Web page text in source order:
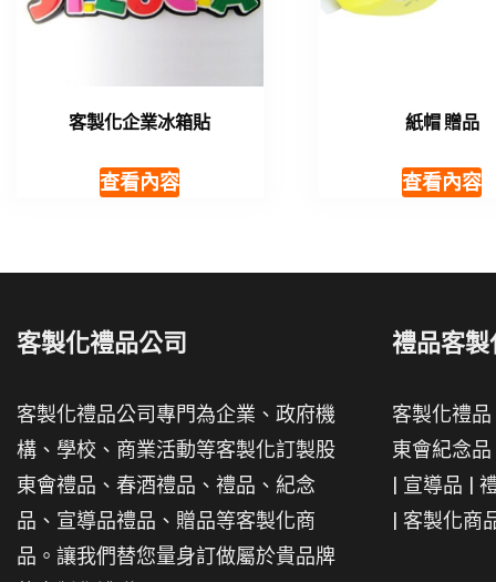
客製化企業冰箱貼
查看內容
紙帽 贈品
查看內容
客製化禮品公司
客製化禮品公司專門為企業、政府機
構、學校、商業活動等客製化訂製股
東會禮品、春酒禮品、禮品、紀念
品、宣導品禮品、贈品等客製化商
品。讓我們替您量身訂做屬於貴品牌
禮品客製
客製化禮品
東會紀念品
| 宣導品 |
| 客製化商